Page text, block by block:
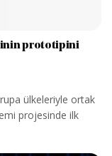
prototipini
ülkeleriyle ortak
projesinde ilk